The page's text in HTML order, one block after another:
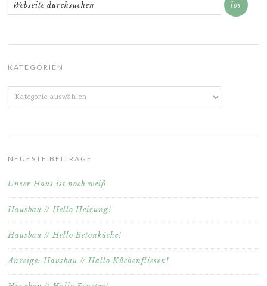
KATEGORIEN
Kategorien
NEUESTE BEITRÄGE
Unser Haus ist noch weiß
Hausbau // Hello Heizung!
Hausbau // Hello Betonküche!
Anzeige: Hausbau // Hallo Küchenfliesen!